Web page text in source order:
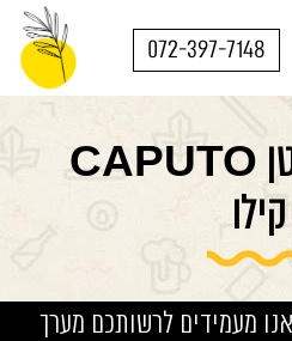
072-397-7148
קמח ללא גלוטן CAPUTO
מעמידים לרשותכם מערך